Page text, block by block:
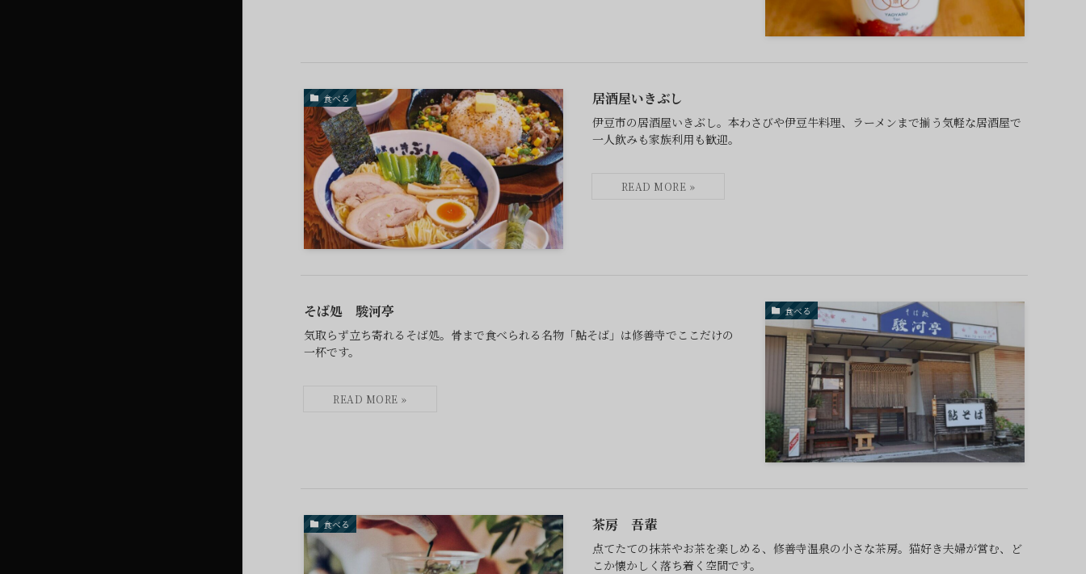
食べる 居酒屋いきぶし
伊豆市の居酒屋いきぶし。本わさびや伊豆牛料理、ラーメンまで揃う気軽な居酒屋で
一人飲みも家族利用も歓迎。
食べる
そば処 駿河亭
気取らず立ち寄れるそば処。骨まで食べられる名物「鮎そば」は修善寺でここだけの
一杯です。
食べる 茶房 吾輩
点てたての抹茶やお茶を楽しめる、修善寺温泉の小さな茶房。猫好き夫婦が営む、ど
こか懐かしく落ち着く空間です。